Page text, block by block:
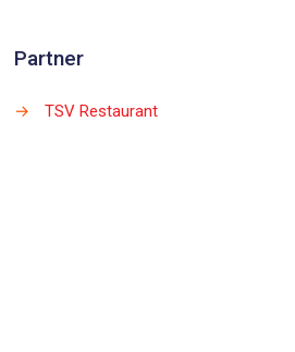
Partner
→ TSV Restaurant